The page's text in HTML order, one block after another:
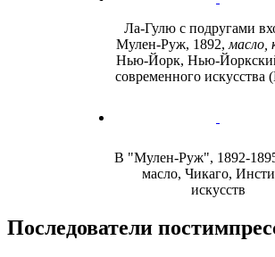
Ла-Гулю с подругами
Мулен-Руж, 1892, масло,
Нью-Йорк, Нью-
современного
В "Мулен-Руж", 1892-
масло, Чикаго,
искусств
Последователи